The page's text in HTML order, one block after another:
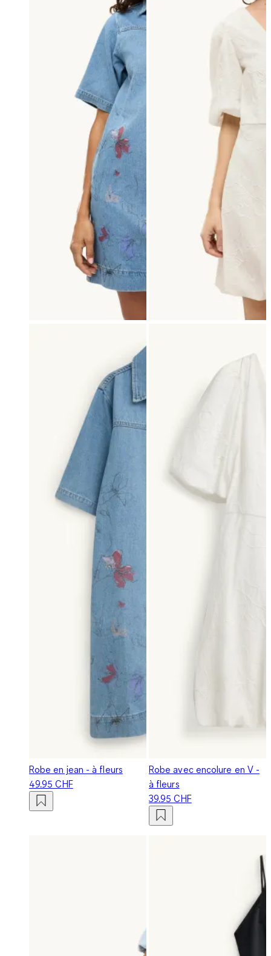
Robe en jean - à fleurs
49.95 CHF
Robe avec encolure en V -
à fleurs
39.95 CHF